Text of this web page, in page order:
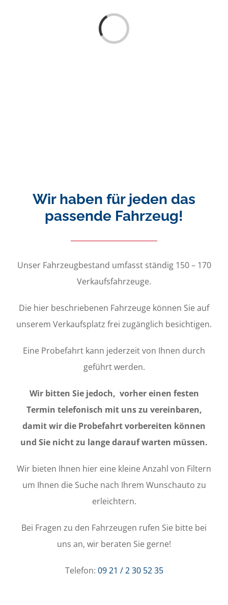
Laden...
Wir haben für jeden das
passende Fahrzeug!
Unser Fahrzeugbestand umfasst ständig 150 – 170
Verkaufsfahrzeuge.
Die hier beschriebenen Fahrzeuge können Sie auf
unserem Verkaufsplatz frei zugänglich besichtigen.
Eine Probefahrt kann jederzeit von Ihnen durch
geführt werden.
Wir bitten Sie jedoch, vorher einen festen
Termin telefonisch mit uns zu vereinbaren,
damit wir die Probefahrt vorbereiten können
und Sie nicht zu lange darauf warten müssen.
Wir bieten Ihnen hier eine kleine Anzahl von Filtern
um Ihnen die Suche nach Ihrem Wunschauto zu
erleichtern.
Bei Fragen zu den Fahrzeugen rufen Sie bitte bei
uns an, wir beraten Sie gerne!
Telefon: 09 21 / 2 30 52 35